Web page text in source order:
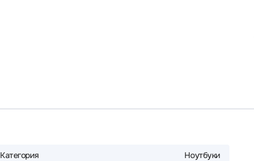
Категория Ноутбуки